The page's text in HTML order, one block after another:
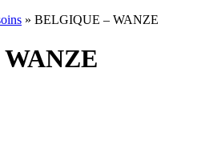
» BELGIQUE – WANZE